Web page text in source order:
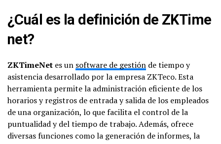
¿Cuál es la definición de ZKTime
net?
ZKTimeNet es un software de gestión de tiempo y
asistencia desarrollado por la empresa ZKTeco. Esta
herramienta permite la administración eficiente de los
horarios y registros de entrada y salida de los empleados
de una organización, lo que facilita el control de la
puntualidad y del tiempo de trabajo. Además, ofrece
diversas funciones como la generación de informes, la